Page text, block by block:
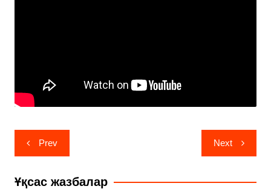
Навигация
по
записям
Prev Next
Ұқсас жазбалар